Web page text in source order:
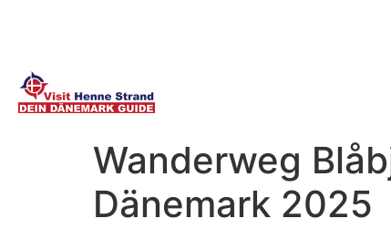
Wanderweg
Dänemark 2025